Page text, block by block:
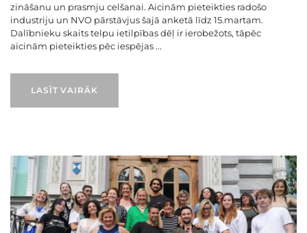
zināšanu un prasmju celšanai. Aicinām pieteikties radošo
industriju un NVO pārstāvjus šajā anketā līdz 15.martam.
Dalībnieku skaits telpu ietilpības dēļ ir ierobežots, tāpēc
aicinām pieteikties pēc iespējas ...
LASĪT VAIRĀK